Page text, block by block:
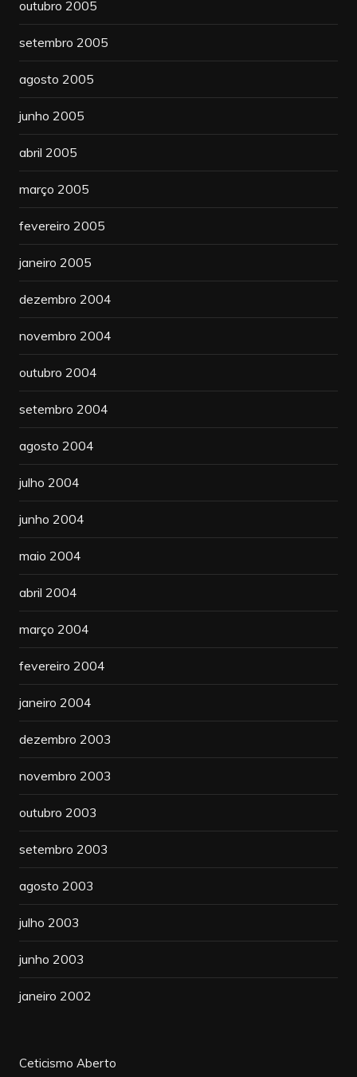
outubro 2005
setembro 2005
agosto 2005
junho 2005
abril 2005
março 2005
fevereiro 2005
janeiro 2005
dezembro 2004
novembro 2004
outubro 2004
setembro 2004
agosto 2004
julho 2004
junho 2004
maio 2004
abril 2004
março 2004
fevereiro 2004
janeiro 2004
dezembro 2003
novembro 2003
outubro 2003
setembro 2003
agosto 2003
julho 2003
junho 2003
janeiro 2002
Ceticismo Aberto